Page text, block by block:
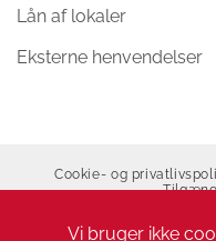
Lån af lokaler
Eksterne henvendelser
Cookie- og
Copyright
Vi bruger ikke